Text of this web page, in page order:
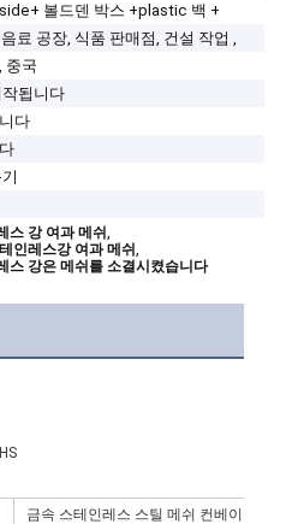
볼드덴 박스 +plastic 백 +
료 공장, 식품 판매점, 건설 작업 ,
중국
됩니다
다
스 강 여과 메쉬,
인레스강 여과 메쉬,
스 강은 메쉬를 소결시켰습니다
금속 스테인레스 스틸 메쉬 컨베이어 벨